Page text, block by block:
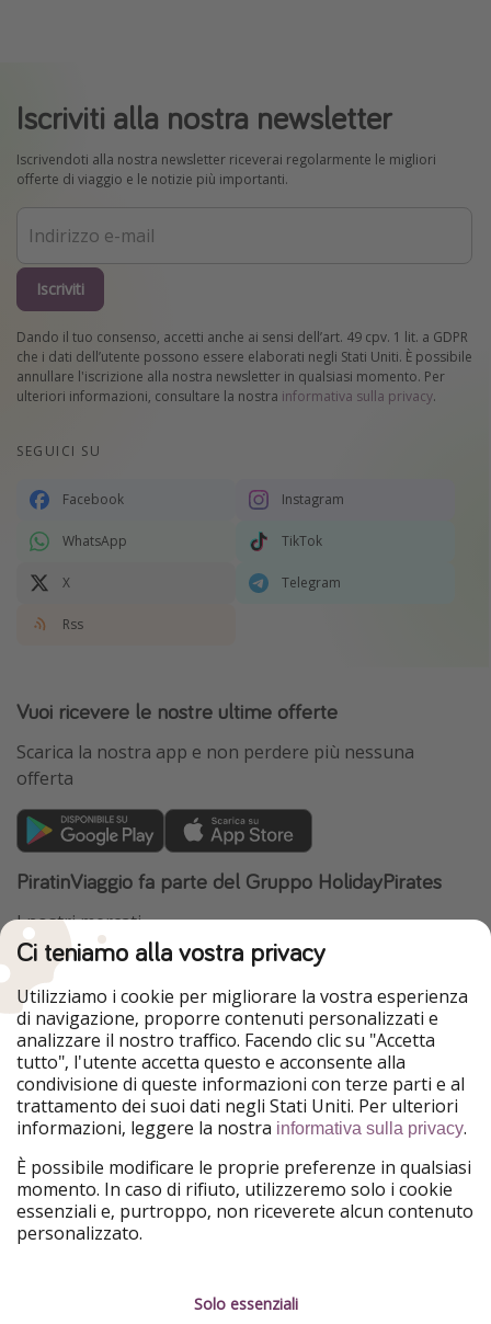
Iscriviti alla nostra newsletter
Iscrivendoti alla nostra newsletter riceverai regolarmente le migliori
offerte di viaggio e le notizie più importanti.
Iscriviti
Dando il tuo consenso, accetti anche ai sensi dell’art. 49 cpv. 1 lit. a GDPR
che i dati dell’utente possono essere elaborati negli Stati Uniti. È possibile
annullare l'iscrizione alla nostra newsletter in qualsiasi momento. Per
ulteriori informazioni, consultare la nostra informativa sulla privacy.
SEGUICI SU
Facebook Instagram
WhatsApp TikTok
X Telegram
Rss
Vuoi ricevere le nostre ultime offerte
Scarica la nostra app e non perdere più nessuna
offerta
PiratinViaggio fa parte del Gruppo HolidayPirates
I nostri mercati
HolidayPirates
VakantiePiraten
WakacyjniPiraci
Ferienpiraten
Urlaubspiraten
Urlaubspiraten
ViajerosPiratas
TravelPirates
Il nostro gruppo
HolidayPirates Group
Conoscici meglio
Chi siamo
Lavora con noi
Informazioni legali
Termini d' Uso
Ci teniamo alla vostra privacy
Utilizziamo i cookie per migliorare la vostra esperienza
di navigazione, proporre contenuti personalizzati e
analizzare il nostro traffico. Facendo clic su "Accetta
tutto", l'utente accetta questo e acconsente alla
condivisione di queste informazioni con terze parti e al
trattamento dei suoi dati negli Stati Uniti. Per ulteriori
informazioni, leggere la nostra informativa sulla privacy.
È possibile modificare le proprie preferenze in qualsiasi
momento. In caso di rifiuto, utilizzeremo solo i cookie
essenziali e, purtroppo, non riceverete alcun contenuto
personalizzato.
Solo essenziali